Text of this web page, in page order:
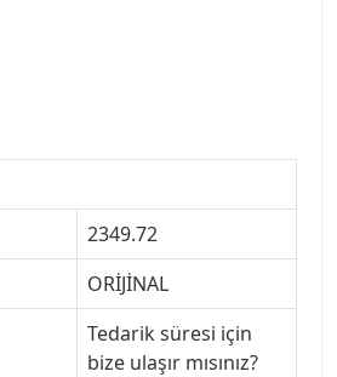
2349.72
ORİJİNAL
Tedarik süresi için
bize ulaşır mısınız?